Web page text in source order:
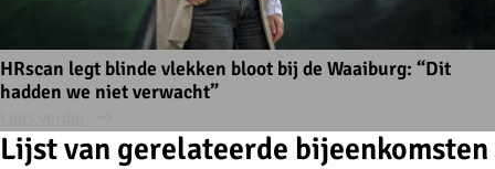
HRscan legt blinde vlekken bloot bij de Waaiburg: “Dit
hadden we niet verwacht”
Lijst van gerelateerde bijeenkomsten